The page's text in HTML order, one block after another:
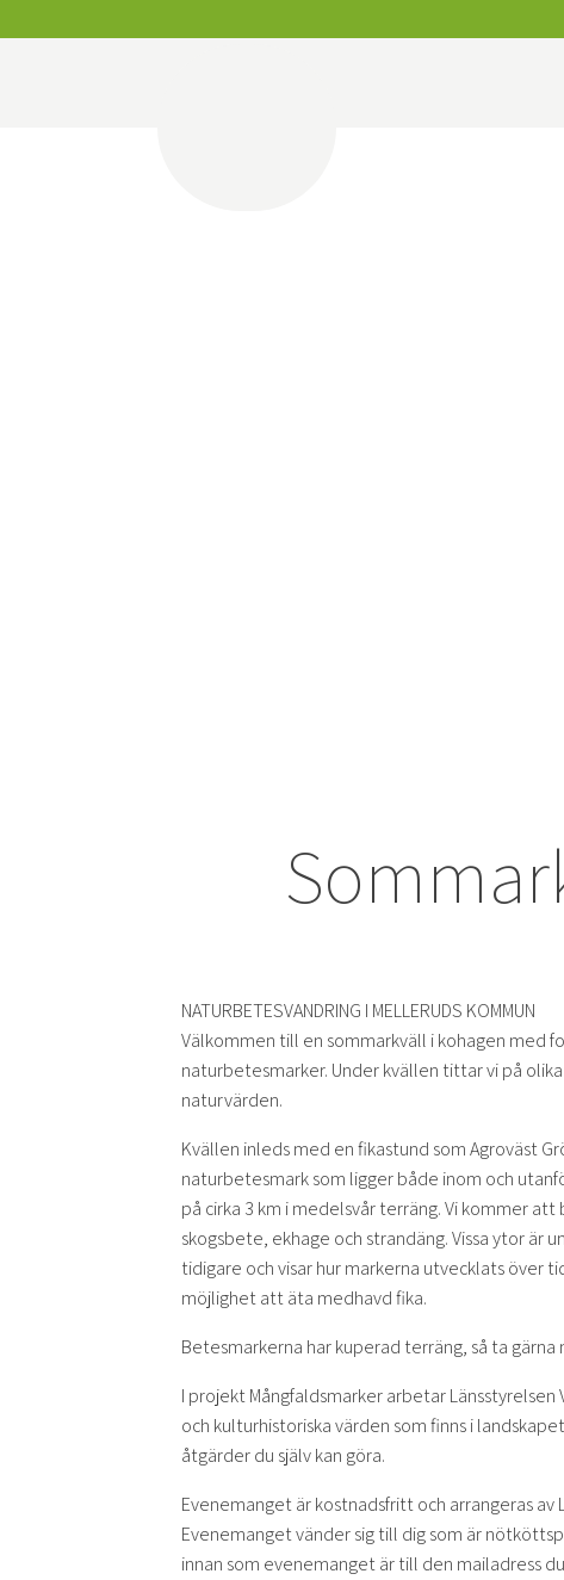
NATURBETESVANDRING I MELLERUDS KOMMUN
Välkommen till en sommarkväll i kohagen med
naturbetesmarker. Under kvällen tittar vi på
naturvärden.
Kvällen inleds med en fikastund som Agroväst
naturbetesmark som ligger både inom och
på cirka 3 km i medelsvår terräng. Vi kommer
skogsbete, ekhage och strandäng. Vissa ytor är
tidigare och visar hur markerna utvecklats över
möjlighet att äta medhavd fika.
Betesmarkerna har kuperad terräng, så ta
I projekt Mångfaldsmarker arbetar
och kulturhistoriska värden som finns i
åtgärder du själv kan göra.
Evenemanget är kostnadsfritt och arrangeras av
Evenemanget vänder sig till dig som är
innan som evenemanget är till den mailadress